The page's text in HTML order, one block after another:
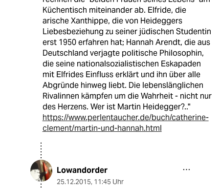
Küchentisch miteinander ab. Elfride, die
arische Xanthippe, die von Heideggers
Liebesbeziehung zu seiner jüdischen Studentin
erst 1950 erfahren hat; Hannah Arendt, die aus
Deutschland verjagte politische Philosophin,
die seine nationalsozialistischen Eskapaden
mit Elfrides Einfluss erklärt und ihn über alle
Abgründe hinweg liebt. Die lebenslänglichen
Rivalinnen kämpfen um die Wahrheit - nicht nur
des Herzens. Wer ist Martin Heidegger?.."
https://www.perlentaucher.de/buch/catherine-
clement/martin-und-hannah.html
Lowandorder
25.12.2015, 11:45 Uhr